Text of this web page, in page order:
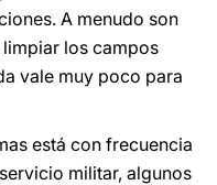
A menudo son
los campos
vale muy poco para
está con frecuencia
militar, algunos